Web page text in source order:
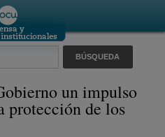
un impulso
protección de los